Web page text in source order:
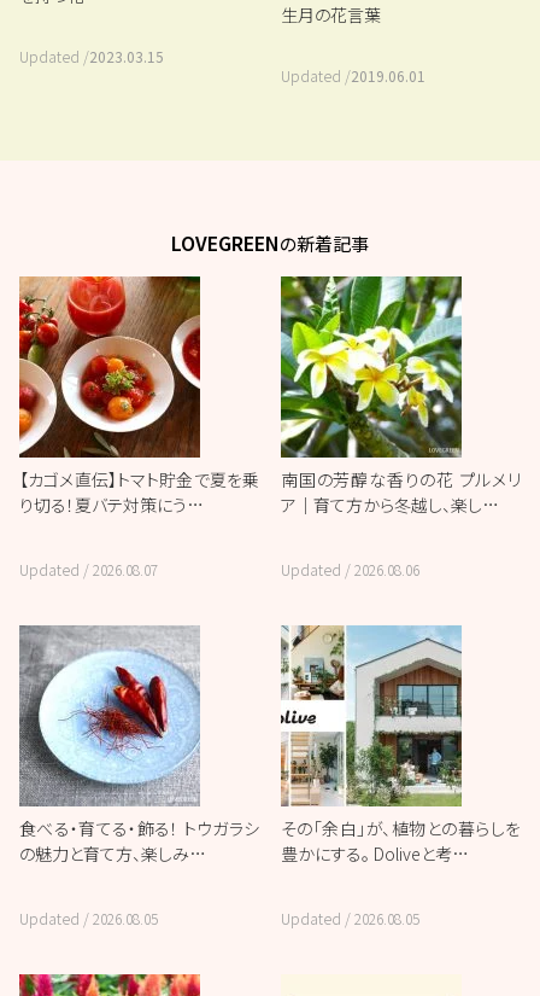
Updated /2023.03.15
生月の花言葉
Updated /2019.06.01
LOVEGREENの新着記事
【カゴメ直伝】トマト貯金で夏を乗
り切る！夏バテ対策にう…
Updated /2026.08.07
南国の芳醇な香りの花 プルメリ
ア｜育て方から冬越し、楽し…
Updated /2026.08.06
食べる・育てる・飾る！ トウガラシ
の魅力と育て方、楽しみ…
Updated /2026.08.05
その「余白」が、植物との暮らしを
豊かにする。 Doliveと考…
Updated /2026.08.05